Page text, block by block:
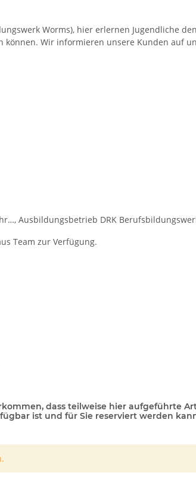
Worms), hier erlernen Jugendliche
Wir informieren unsere Kunden auf
Ausbildungsbetrieb DRK
Team zur Verfügung.
dass teilweise hier aufgeführte
ist und für Sie reserviert werden